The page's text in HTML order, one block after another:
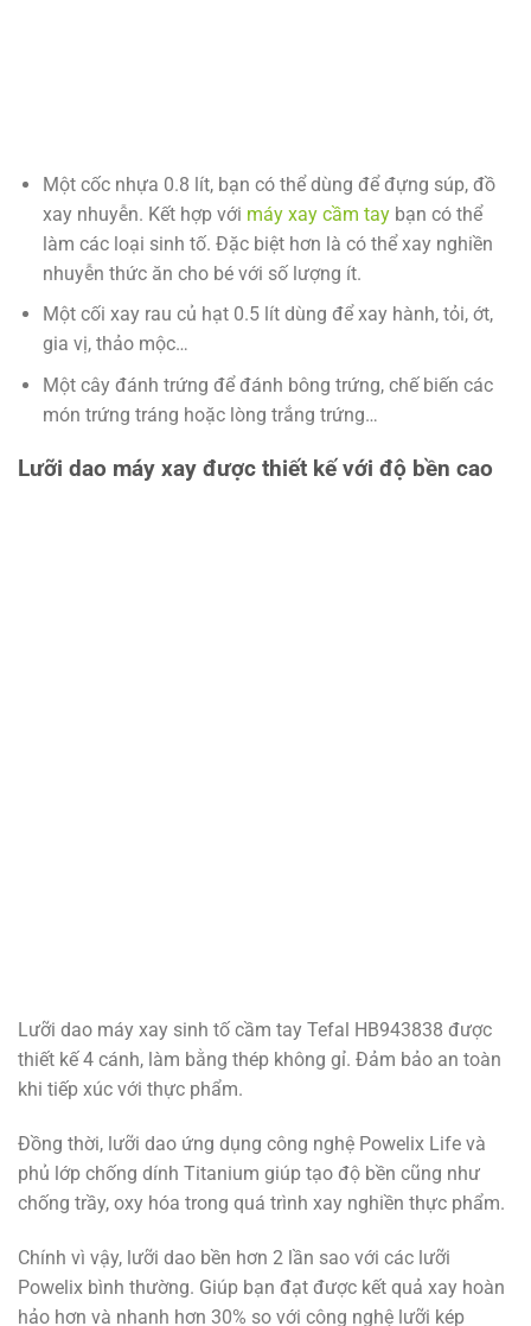
Một cốc nhựa 0.8 lít, bạn có thể dùng để đựng súp, đồ
xay nhuyễn. Kết hợp với máy xay cầm taybạn có thể
làm các loại sinh tố. Đặc biệt hơn là có thể xay nghiền
nhuyễn thức ăn cho bé với số lượng ít.
Một cối xay rau củ hạt 0.5 lít dùng để xay hành, tỏi, ớt,
gia vị, thảo mộc…
Một cây đánh trứng để đánh bông trứng, chế biến các
món trứng tráng hoặc lòng trắng trứng…
Lưỡi dao máy xay được thiết kế với độ bền cao
Lưỡi dao máy xay sinh tố cầm tay Tefal HB943838 được
thiết kế 4 cánh, làm bằng thép không gỉ. Đảm bảo an toàn
khi tiếp xúc với thực phẩm.
Đồng thời, lưỡi dao ứng dụng công nghệ Powelix Life và
phủ lớp chống dính Titanium giúp tạo độ bền cũng như
chống trầy, oxy hóa trong quá trình xay nghiền thực phẩm.
Chính vì vậy, lưỡi dao bền hơn 2 lần sao với các lưỡi
Powelix bình thường. Giúp bạn đạt được kết quả xay hoàn
hảo hơn và nhanh hơn 30% so với công nghệ lưỡi kép